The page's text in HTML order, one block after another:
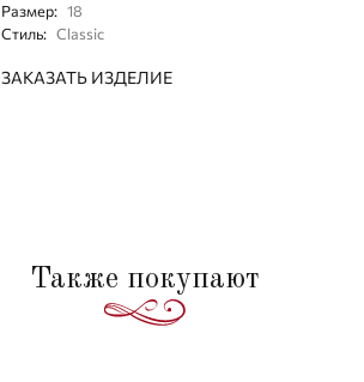
Размер: 18
Стиль: Classic
ЗАКАЗАТЬ ИЗДЕЛИЕ
Также покупают